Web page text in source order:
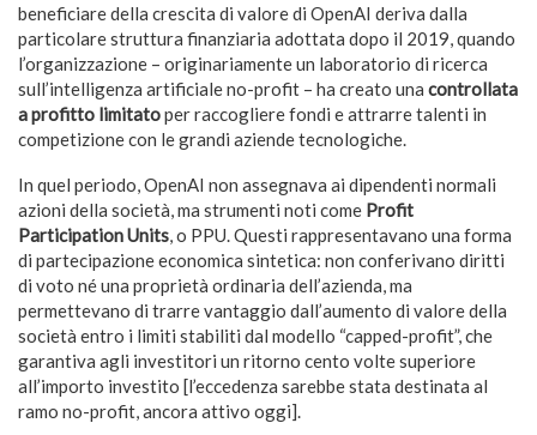
beneficiare della crescita di valore di OpenAI deriva dalla
particolare struttura finanziaria adottata dopo il 2019, quando
l’organizzazione – originariamente un laboratorio di ricerca
sull’intelligenza artificiale no-profit – ha creato una controllata
a profitto limitatoper raccogliere fondi e attrarre talenti in
competizione con le grandi aziende tecnologiche.
In quel periodo, OpenAI non assegnava ai dipendenti normali
azioni della società, ma strumenti noti come Profit
Participation Units , o PPU. Questi rappresentavano una forma
di partecipazione economica sintetica: non conferivano diritti
di voto né una proprietà ordinaria dell’azienda, ma
permettevano di trarre vantaggio dall’aumento di valore della
società entro i limiti stabiliti dal modello “capped-profit”, che
garantiva agli investitori un ritorno cento volte superiore
all’importo investito [l’eccedenza sarebbe stata destinata al
ramo no-profit, ancora attivo oggi].